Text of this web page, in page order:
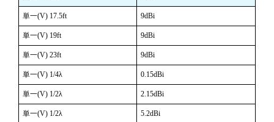
単一(V) 17.5ft 9dBi
単一(V) 19ft 9dBi
単一(V) 23ft 9dBi
単一(V) 1/4λ 0.15dBi
単一(V) 1/2λ 2.15dBi
単一(V) 1/2λ 5.2dBi